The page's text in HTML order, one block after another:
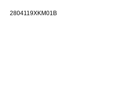
2804119XKM01B